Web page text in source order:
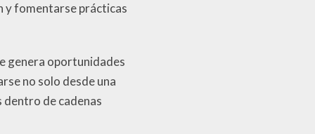
y fomentarse prácticas
genera oportunidades
no solo desde una
de cadenas